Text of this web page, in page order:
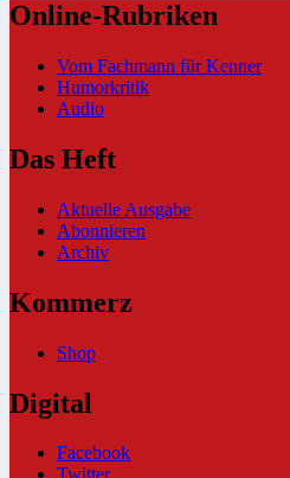
Online-Rubriken
Vom Fachmann für Kenner
Humorkritik
Audio
Das Heft
Aktuelle Ausgabe
Abonnieren
Archiv
Kommerz
Shop
Digital
Facebook